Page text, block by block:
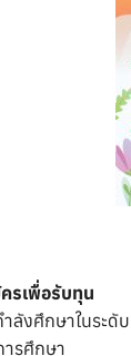
รเพื่อรับทุน
ลังศึกษาในระ
รศึกษา